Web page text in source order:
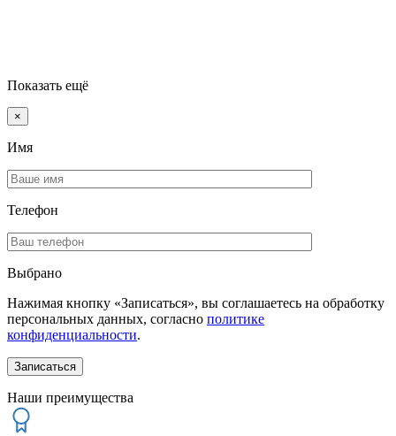
Показать ещё
×
Имя
Телефон
Выбрано
Нажимая кнопку «Записаться», вы соглашаетесь на обработку
персональных данных, согласно политике
конфиденциальности.
Наши преимущества